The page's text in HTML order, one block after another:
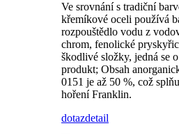
Ve srovnání s tradiční
křemíkové oceli používá
rozpouštědlo vodu z
chrom, fenolické
škodlivé složky, jedná se
produkt; Obsah
0151 je až 50 %, což
hoření Franklin.
dotazdetail